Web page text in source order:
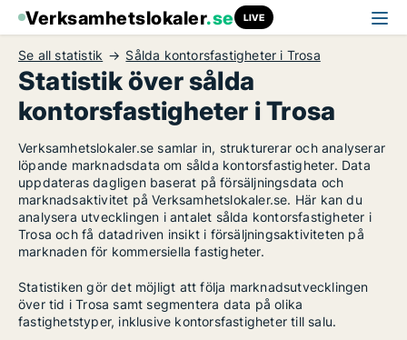
Verksamhetslokaler.se LIVE
Se all statistik Sålda kontorsfastigheter i Trosa
Statistik över sålda
kontorsfastigheter i Trosa
Verksamhetslokaler.se samlar in, strukturerar och analyserar
löpande marknadsdata om sålda kontorsfastigheter. Data
uppdateras dagligen baserat på försäljningsdata och
marknadsaktivitet på Verksamhetslokaler.se. Här kan du
analysera utvecklingen i antalet sålda kontorsfastigheter i
Trosa och få datadriven insikt i försäljningsaktiviteten på
marknaden för kommersiella fastigheter.
Statistiken gör det möjligt att följa marknadsutvecklingen
över tid i Trosa samt segmentera data på olika
fastighetstyper, inklusive kontorsfastigheter till salu.